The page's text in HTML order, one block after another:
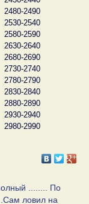
2480-2490
2530-2540
2580-2590
2630-2640
2680-2690
2730-2740
2780-2790
2830-2840
2880-2890
2930-2940
2980-2990
........ По
.Сам ловил на